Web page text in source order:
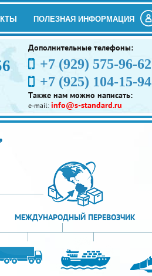
ПОЛЕЗНАЯ ИНФОРМАЦИЯ
Дополнительные телефоны:
+7 (929) 575-96-62
+7 (925) 104-15-94
Также нам можно написать:
e-mail: info@s-standard.ru
МЕЖДУНАРОДНЫЙ ПЕРЕВОЗЧИК